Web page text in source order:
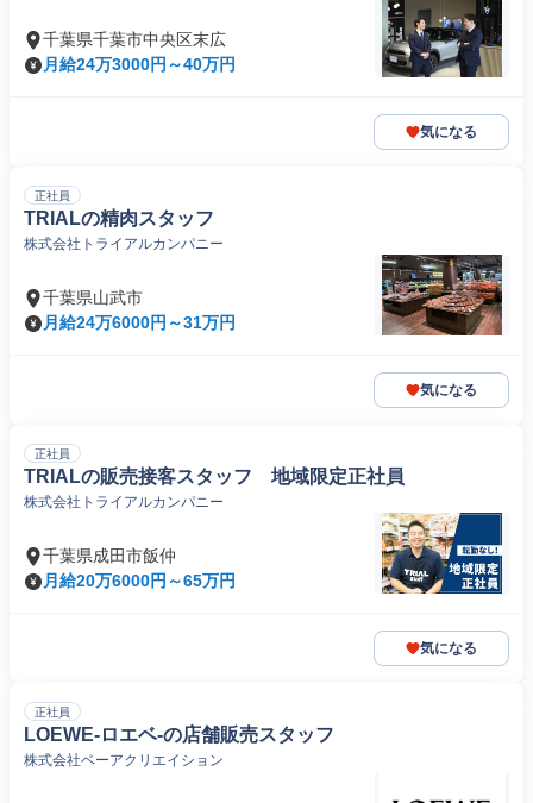
千葉県千葉市中央区末広
月給24万3000円～40万円
気になる
正社員
TRIALの精肉スタッフ
株式会社トライアルカンパニー
千葉県山武市
月給24万6000円～31万円
気になる
正社員
TRIALの販売接客スタッフ 地域限定正社員
株式会社トライアルカンパニー
千葉県成田市飯仲
月給20万6000円～65万円
気になる
正社員
LOEWE-ロエベ-の店舗販売スタッフ
株式会社ベーアクリエイション